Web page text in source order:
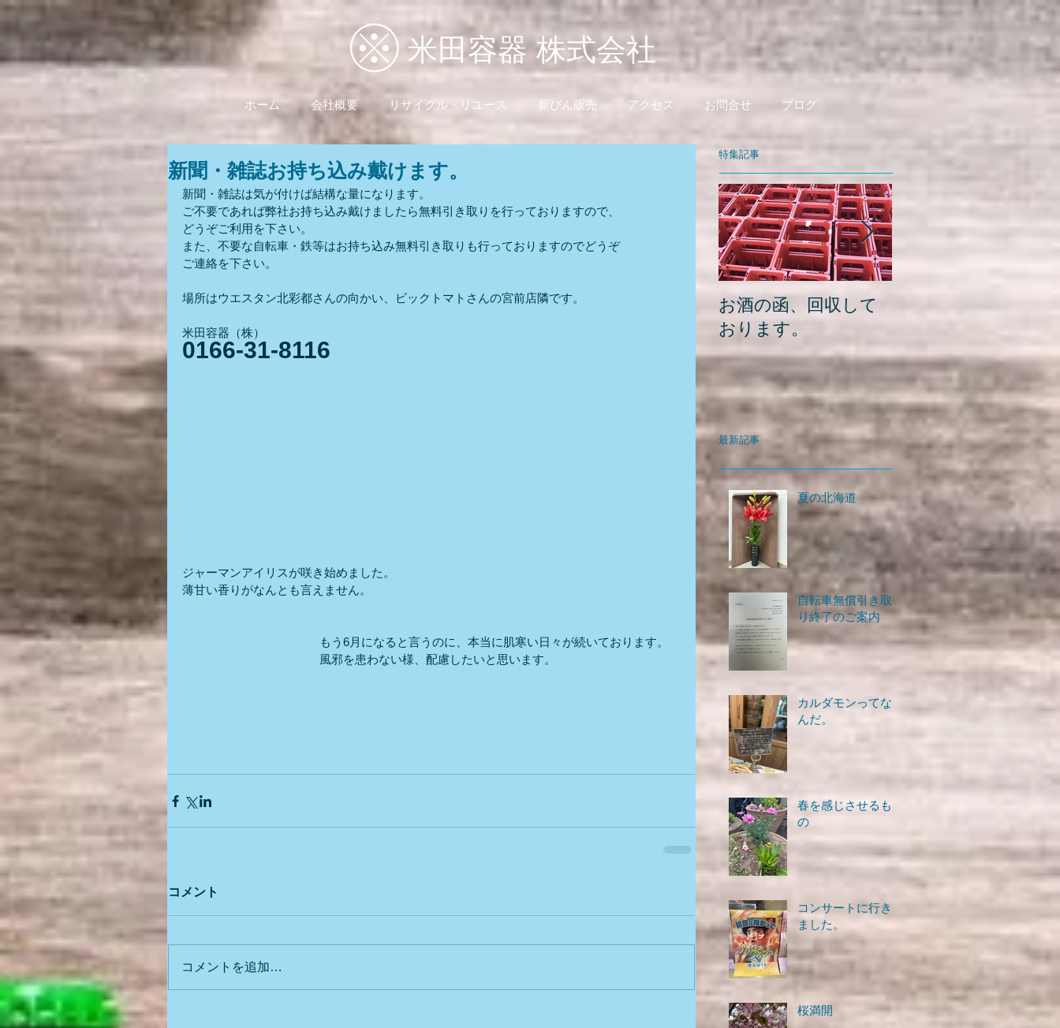
米田容器 株式会社
ホーム 会社概要 リサイクル・リユース 新びん販売 アクセス お問合せ ブログ
新聞・雑誌お持ち込み戴けます。
新聞・雑誌は気が付けば結構な量になります。
ご不要であれば弊社お持ち込み戴けましたら無料引き取りを行っておりますので、
どうぞご利用を下さい。
また、不要な自転車・鉄等はお持ち込み無料引き取りも行っておりますのでどうぞ
ご連絡を下さい。
場所はウエスタン北彩都さんの向かい、ビックトマトさんの宮前店隣です。
米田容器（株）
0166-31-8116
ジャーマンアイリスが咲き始めました。
薄甘い香りがなんとも言えません。
もう6月になると言うのに、本当に肌寒い日々が続いております。
風邪を患わない様、配慮したいと思います。
コメント
コメントを追加…
特集記事
お酒の函、回収して
おります。
緑瓶を使って
最新記事
夏の北海道
自転車無償引き取
り終了のご案内
カルダモンってな
んだ。
春を感じさせるも
の
コンサートに行き
ました。
桜満開